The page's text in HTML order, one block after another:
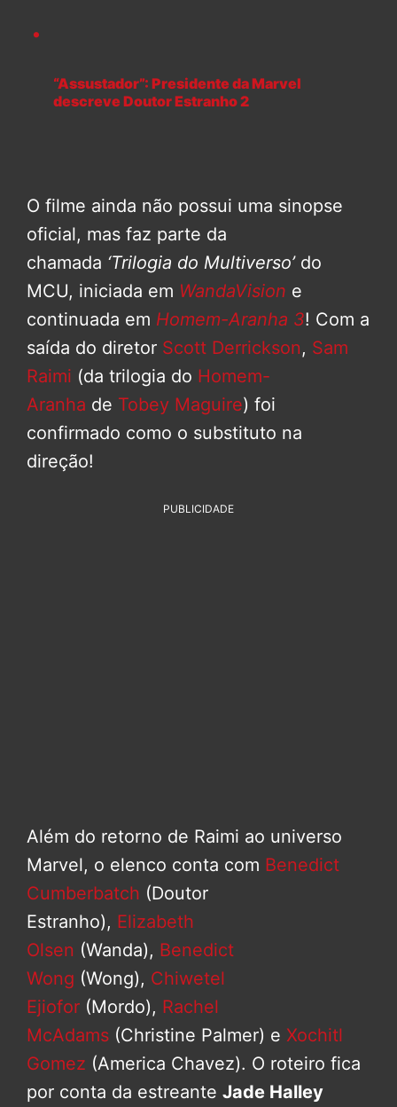
“Assustador”: Presidente da Marvel
descreve Doutor Estranho 2
O filme ainda não possui uma sinopse
oficial, mas faz parte da
chamada ‘Trilogia do Multiverso’do
MCU, iniciada em WandaVision e
continuada em Homem-Aranha 3! Com a
saída do diretor Scott Derrickson, Sam
Raimi (da trilogia do Homem-
Aranha de Tobey Maguire) foi
confirmado como o substituto na
direção!
PUBLICIDADE
Além do retorno de Raimi ao universo
Marvel, o elenco conta com Benedict
Cumberbatch (Doutor
Estranho), Elizabeth
Olsen (Wanda), Benedict
Wong (Wong), Chiwetel
Ejiofor (Mordo), Rachel
McAdams (Christine Palmer) e Xochitl
Gomez (America Chavez). O roteiro fica
por conta da estreante Jade Halley